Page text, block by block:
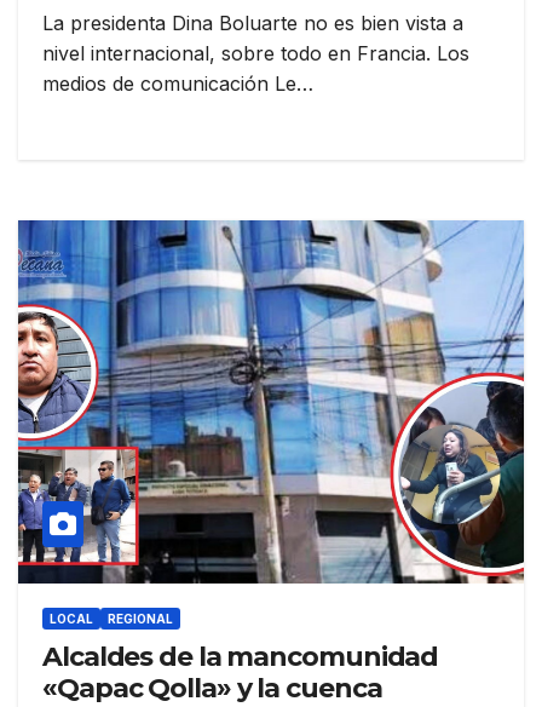
La presidenta Dina Boluarte no es bien vista a
nivel internacional, sobre todo en Francia. Los
medios de comunicación Le…
LOCAL REGIONAL
Alcaldes de la mancomunidad
«Qapac Qolla» y la cuenca